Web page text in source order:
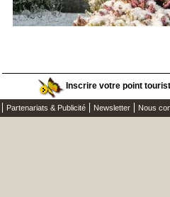
Inscrire votre point
Partenariats & Publicité Newsletter Nous